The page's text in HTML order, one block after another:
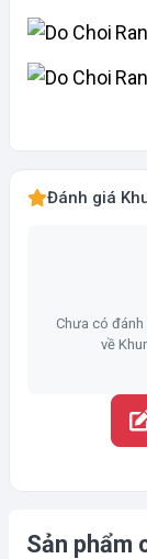
Đánh giá
Chưa có
về
Sản phẩm